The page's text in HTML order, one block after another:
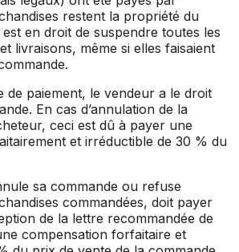
restent la propriété du
en droit de suspendre toutes les
livraisons, même si elles faisaient
de paiement, le vendeur a le droit
En cas d’annulation de la
ceci est dû à payer une
et irréductible de 30 % du
sa commande ou refuse
commandées, doit payer
de la lettre recommandée de
compensation forfaitaire et